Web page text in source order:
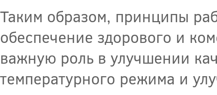
Таким образом, принципы
обеспечение здорового и
важную роль в улучшении
температурного режима и